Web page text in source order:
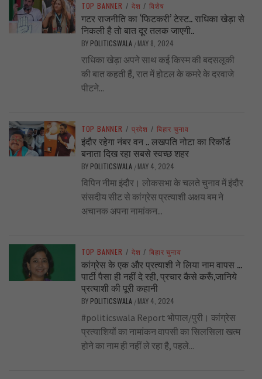
TOP BANNER / देश / विशेष
गटर राजनीति का ‘फिटकरी’ टेस्ट.. राधिका खेड़ा से
निकली है तो बात दूर तलक जाएगी..
BY POLITICSWALA / MAY 8, 2024
राधिका खेड़ा अपने साथ कई किस्म की बदसलूकी
की बात कहती हैं, रात में होटल के कमरे के दरवाजे
पीटने...
TOP BANNER / प्रदेश / बिहार चुनाव
इंदौर रहेगा नंबर वन .. लखपति नोटा का रिकॉर्ड
बनाता दिख रहा सबसे स्वच्छ शहर
BY POLITICSWALA / MAY 4, 2024
विपिन नीमा इंदौर। लोकसभा के चलते चुनाव में इंदौर
संसदीय सीट से कांग्रेस प्रत्याशी अक्षय बम ने
अचानक अपना नामांकन...
TOP BANNER / देश / बिहार चुनाव
कांग्रेस के एक और प्रत्याशी ने लिया नाम वापस …
पार्टी पैसा ही नहीं दे रही, प्रचार कैसे करूँ,जानिये
प्रत्याशी की पूरी कहानी
BY POLITICSWALA / MAY 4, 2024
#politicswala Report भोपाल/पुरी। कांग्रेस
प्रत्याशियों का नामांकन वापसी का सिलसिला खत्म
होने का नाम ही नहीं ले रहा है, पहले...